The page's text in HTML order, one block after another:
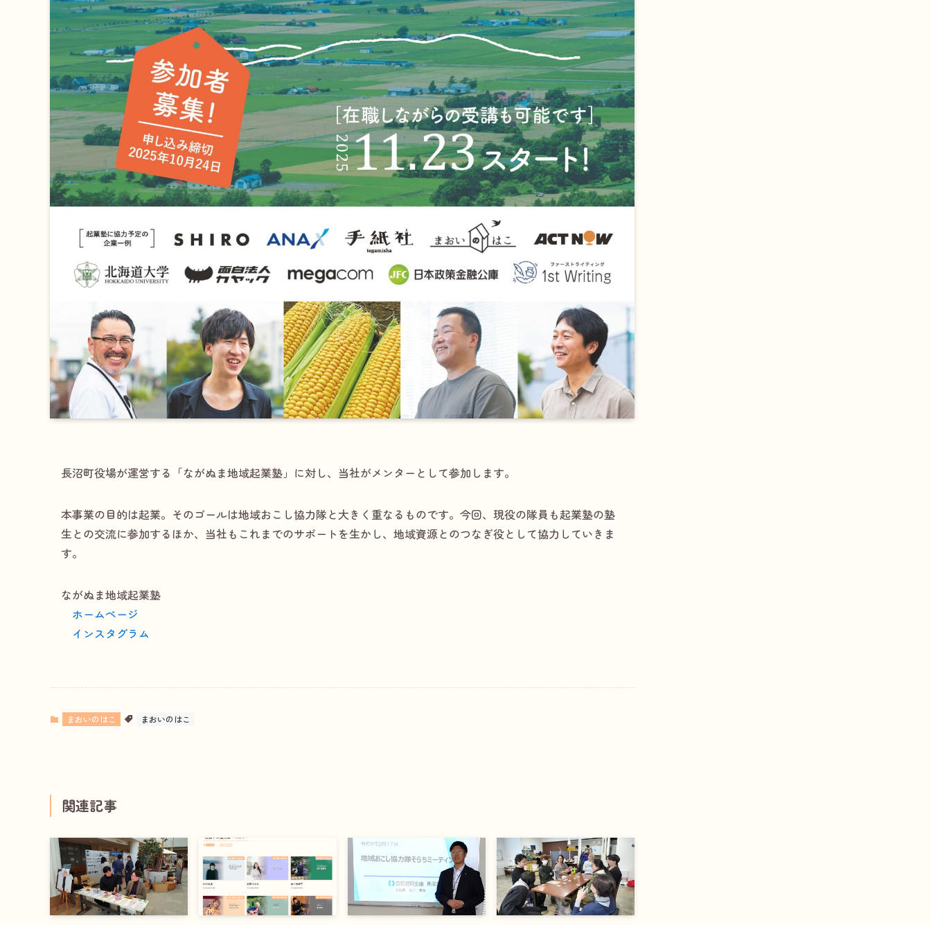
長沼町役場が運営する「ながぬま地域起業塾」に対し、当社がメンターとして参加します。
本事業の目的は起業。そのゴールは地域おこし協力隊と大きく重なるものです。今回、現役の隊員も起業塾の塾
生との交流に参加するほか、当社もこれまでのサポートを生かし、地域資源とのつなぎ役として協力していきま
す。
ながぬま地域起業塾
ホームページ
インスタグラム
まおいのはこ まおいのはこ
関連記事